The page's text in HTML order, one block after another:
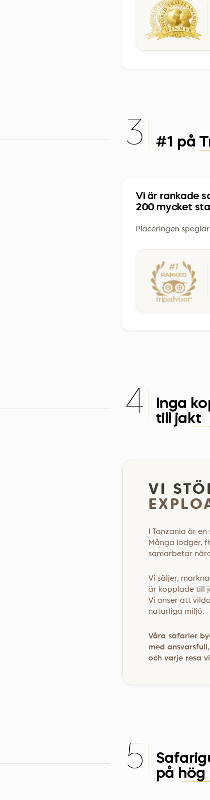
3 #1 på
Vi är rankade
200 mycket
Placeringen
4
Inga
till jakt
VI
I Tanzania är
Många lodger,
samarbetar
Vi säljer,
är kopplade till
Vi anser att
naturliga miljö.
Våra safarier
med
och varje resa
5
på hög